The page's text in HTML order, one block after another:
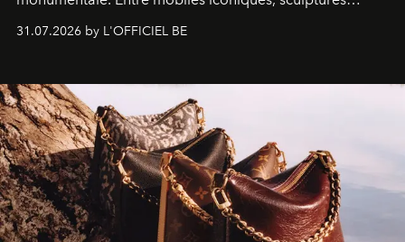
monumentales et poésie du mouvement, l'artiste
américain investit les espaces imaginés par Frank Gehry
sculpture.
31.07.2026 by L'OFFICIEL BE